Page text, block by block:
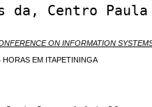
da, Centro
ON INFORMATION
EM ITAPETININGA